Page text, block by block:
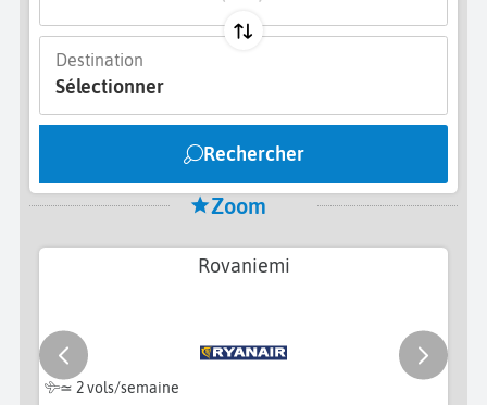
Destination
Sélectionner
Rechercher
Zoom
Rovaniemi
≃ 2 vols/semaine